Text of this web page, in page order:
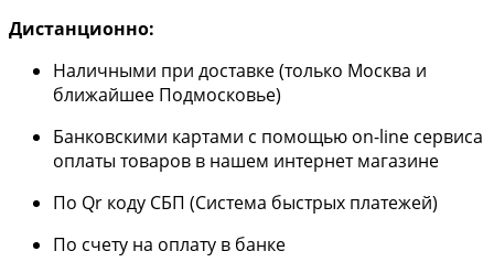
Дистанционно:
Наличными при доставке (только Москва и
ближайшее Подмосковье)
Банковскими картами с помощью on-line сервиса
оплаты товаров в нашем интернет магазине
По Qr коду СБП (Система быстрых платежей)
По счету на оплату в банке